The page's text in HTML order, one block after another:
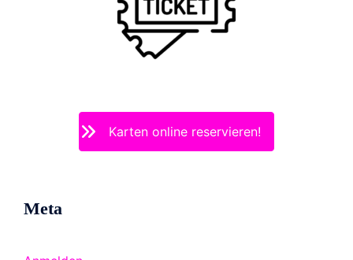
Karten online reservieren!
Meta